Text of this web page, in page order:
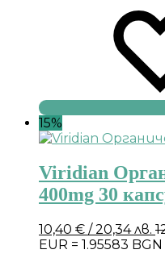
15%
Viridian
400mg 30
10,40 € / 20,34 лв.
EUR = 1.95583 BGN